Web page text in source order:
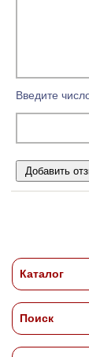
Введите
Каталог
Поиск